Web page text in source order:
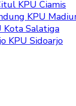
KPU Ciamis
KPU
Kota Salatiga
KPU Sidoarjo